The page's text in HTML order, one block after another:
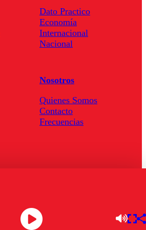
Dato Practico
Economía
Internacional
Nacional
Nosotros
Quienes Somos
Contacto
Frecuencias